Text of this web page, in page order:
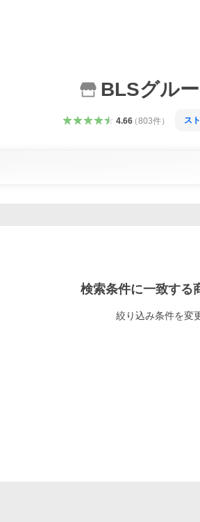
BLSグル
4.66（803件） ス
検索条件に一致する
絞り込み条件を変